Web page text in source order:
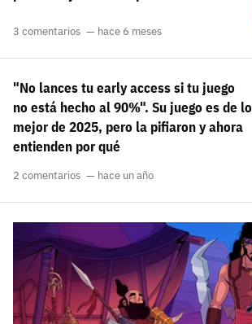
3 comentarios hace 6 meses
"No lances tu early access si tu juego
no está hecho al 90%". Su juego es de lo
mejor de 2025, pero la pifiaron y ahora
entienden por qué
2 comentarios hace un año